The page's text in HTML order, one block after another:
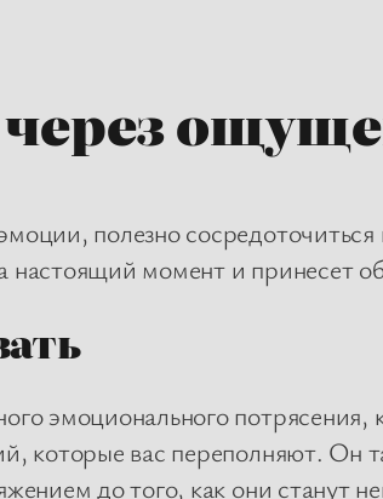
полезно
момент и принесет
эмоционального
которые вас переполняют. Он
до того, как они станут